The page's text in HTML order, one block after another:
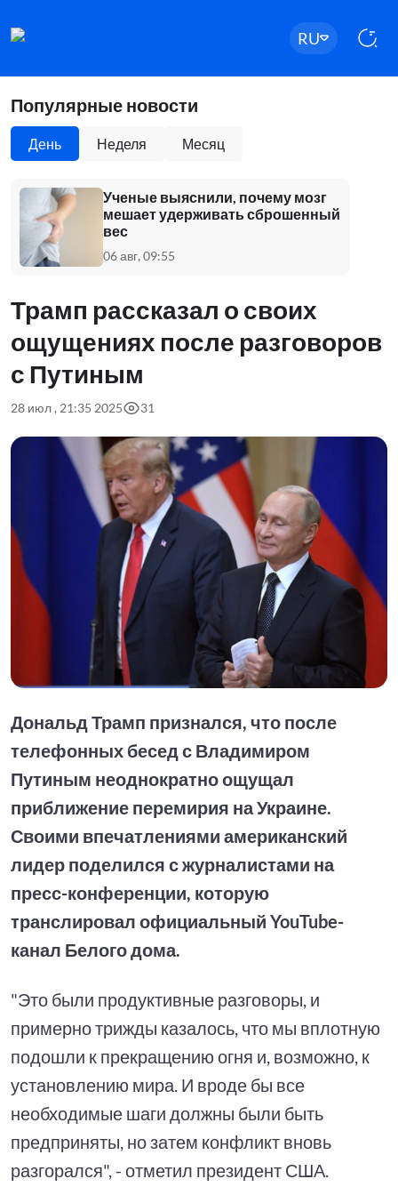
RU
Популярные новости
День Неделя Месяц
Ученые выяснили, почему мозг
мешает удерживать сброшенный
вес
06 авг, 09:55
Трамп рассказал о своих
ощущениях после разговоров
с Путиным
28 июл , 21:35 2025 31
Дональд Трамп признался, что после
телефонных бесед с Владимиром
Путиным неоднократно ощущал
приближение перемирия на Украине.
Своими впечатлениями американский
лидер поделился с журналистами на
пресс-конференции, которую
транслировал официальный YouTube-
канал Белого дома.
"Это были продуктивные разговоры, и
примерно трижды казалось, что мы вплотную
подошли к прекращению огня и, возможно, к
установлению мира. И вроде бы все
необходимые шаги должны были быть
предприняты, но затем конфликт вновь
разгорался", - отметил президент США.